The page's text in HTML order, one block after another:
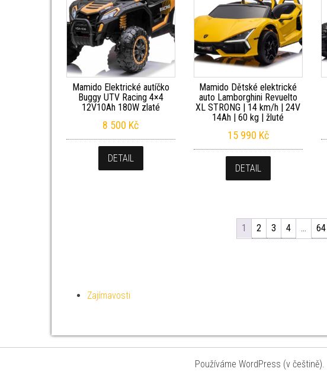
Mamido Elektrické autíčko
Buggy UTV Racing 4×4
12V10Ah 180W zlaté
8 500 Kč
DETAIL
Mamido Dětské elektrické
auto Lamborghini Revuelto
XL STRONG | 14 km/h | 24V
14Ah | 60 kg | žluté
15 990 Kč
DETAIL
1 2 3 4 … 64
Zajímavosti
Používáme WordPress (v češtině).